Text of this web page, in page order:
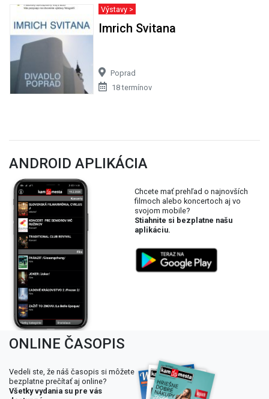
Výstavy >
Imrich Svitana
Poprad
18 termínov
ANDROID APLIKÁCIA
Chcete mať prehľad o najnovších
filmoch alebo koncertoch aj vo
svojom mobile?
Stiahnite si bezplatne našu
aplikáciu.
ONLINE ČASOPIS
Vedeli ste, že náš časopis si môžete
bezplatne prečítať aj online?
Všetky vydania su pre vás